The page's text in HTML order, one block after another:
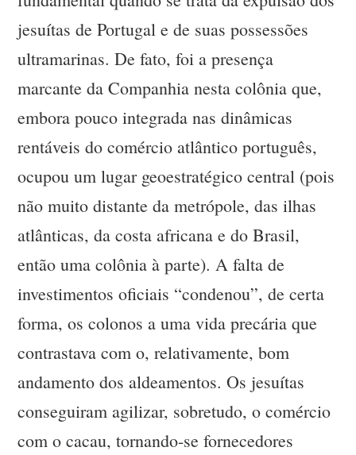
jesuítas de Portugal e de suas possessões
ultramarinas. De fato, foi a presença
marcante da Companhia nesta colônia que,
embora pouco integrada nas dinâmicas
rentáveis do comércio atlântico português,
ocupou um lugar geoestratégico central (pois
não muito distante da metrópole, das ilhas
atlânticas, da costa africana e do Brasil,
então uma colônia à parte). A falta de
investimentos oficiais “condenou”, de certa
forma, os colonos a uma vida precária que
contrastava com o, relativamente, bom
andamento dos aldeamentos. Os jesuítas
conseguiram agilizar, sobretudo, o comércio
com o cacau, tornando-se fornecedores